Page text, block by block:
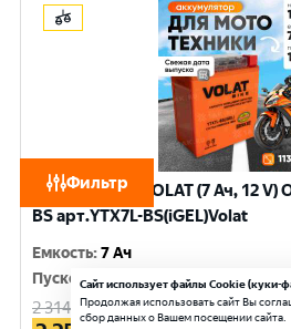
Фильтр
Аккумулятор VOLAT (7 Ач, 12 V)
BS арт.YTX7L-BS(iGEL)Volat
Емкость:7 Ач
Пусковой ток: 100 A
2 314 руб.
Сайт использует файлы Cookie (куки-
Продолжая использовать сайт Вы
сбор данных о Вашем посещении сайта.